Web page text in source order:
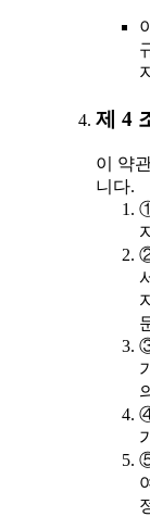
제 4
이 약
니다.